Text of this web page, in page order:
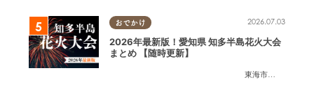
おでかけ
東海市大府市
2026.07.03
2026年最新版！愛知県 知多半島花火大会
まとめ 【随時更新】